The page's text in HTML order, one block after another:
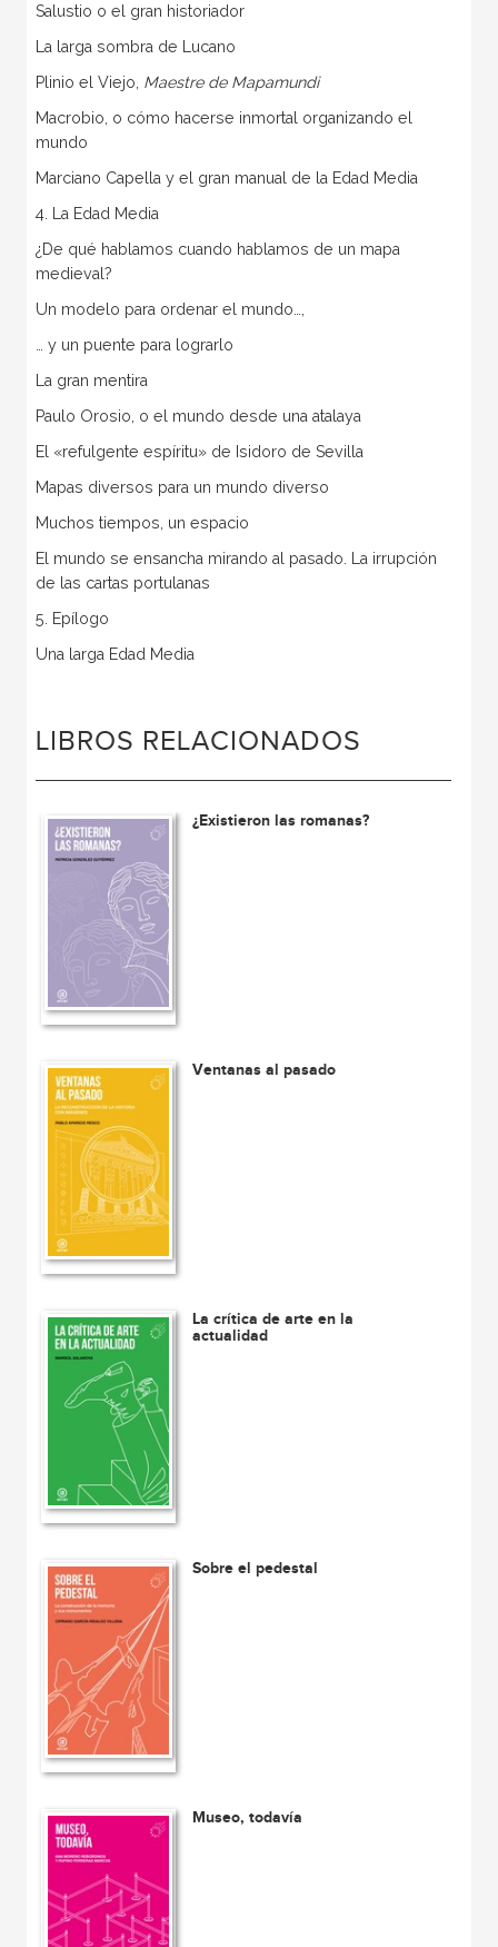
Salustio o el gran historiador
La larga sombra de Lucano
Plinio el Viejo, Maestre de Mapamundi
Macrobio, o cómo hacerse inmortal organizando el
mundo
Marciano Capella y el gran manual de la Edad Media
4. La Edad Media
¿De qué hablamos cuando hablamos de un mapa
medieval?
Un modelo para ordenar el mundo…,
… y un puente para lograrlo
La gran mentira
Paulo Orosio, o el mundo desde una atalaya
El «refulgente espíritu» de Isidoro de Sevilla
Mapas diversos para un mundo diverso
Muchos tiempos, un espacio
El mundo se ensancha mirando al pasado. La irrupción
de las cartas portulanas
5. Epílogo
Una larga Edad Media
LIBROS RELACIONADOS
¿Existieron las romanas?
Ventanas al pasado
La crítica de arte en la
actualidad
Sobre el pedestal
Museo, todavía